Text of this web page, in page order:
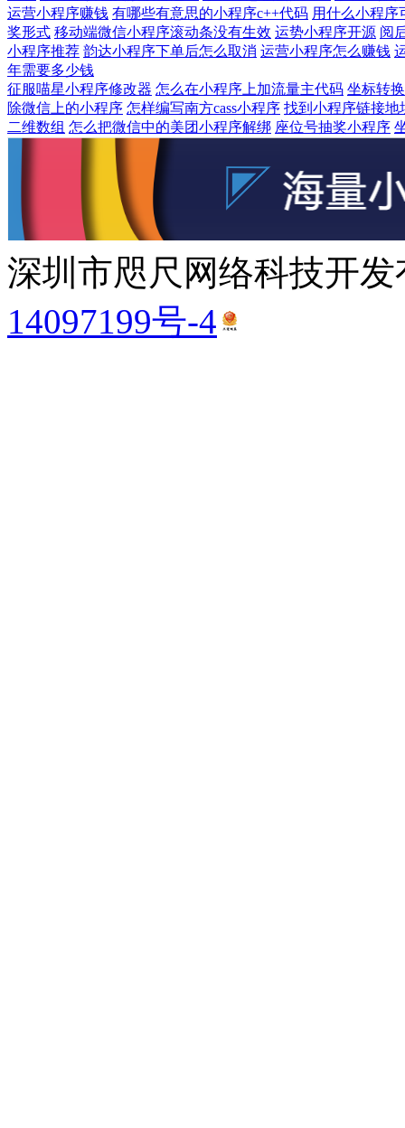
运营小程序赚钱 有哪些有意思的小程序c++代码 用什么小程序
奖形式 移动端微信小程序滚动条没有生效 运势小程序开源 阅
小程序推荐 韵达小程序下单后怎么取消 运营小程序怎么赚钱
年需要多少钱
征服喵星小程序修改器 怎么在小程序上加流量主代码 坐标转
除微信上的小程序 怎样编写南方cass小程序 找到小程序链接地
二维数组 怎么把微信中的美团小程序解绑 座位号抽奖小程序
深圳市咫尺网络科技开
14097199号-4